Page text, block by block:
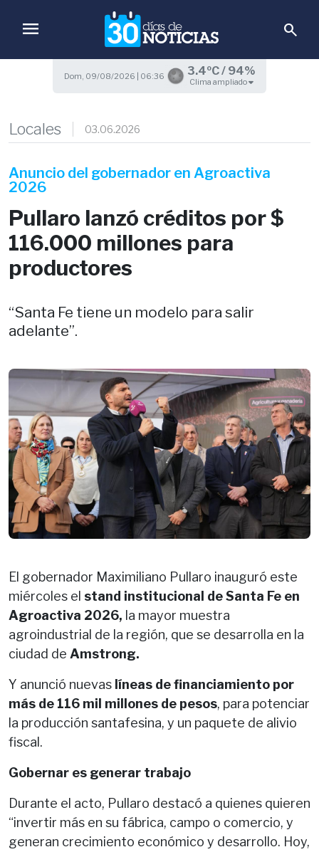
menu search
Dom, 09/08/2026 | 06:36 3.4ºC / 94%
Clima ampliado
Locales 03.06.2026
Anuncio del gobernador en Agroactiva
2026
Pullaro lanzó créditos por $
116.000 millones para
productores
“Santa Fe tiene un modelo para salir
adelante”.
El gobernador Maximiliano Pullaro inauguró este
miércoles el stand institucional de Santa Fe en
Agroactiva 2026, la mayor muestra
agroindustrial de la región, que se desarrolla en la
ciudad de Amstrong.
Y anunció nuevas líneas de financiamiento por
más de 116 mil millones de pesos, para potenciar
la producción santafesina, y un paquete de alivio
fiscal.
Gobernar es generar trabajo
Durante el acto, Pullaro destacó a quienes quieren
“invertir más en su fábrica, campo o comercio, y
generan crecimiento económico y desarrollo. Hoy,